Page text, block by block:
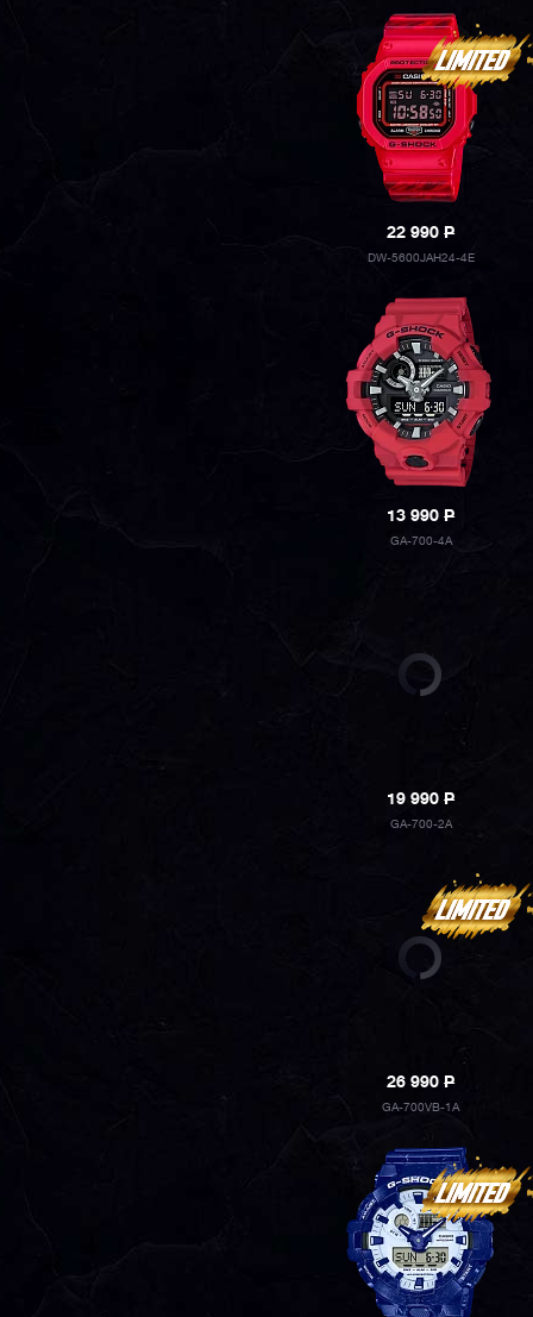
22 990P
DW-5600JAH24-4E
13 990P
GA-700-4A
19 990P
GA-700-2A
26 990P
GA-700VB-1A